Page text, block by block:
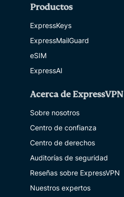
Productos
ExpressKeys
ExpressMailGuard
eSIM
ExpressAI
Acerca de ExpressVPN
Sobre nosotros
Centro de confianza
Centro de derechos
Auditorías de seguridad
Reseñas sobre ExpressVPN
Nuestros expertos